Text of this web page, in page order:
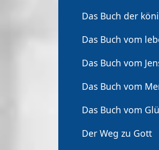
Das Buch der
Das Buch vom
Das Buch vom
Das Buch vom
Das Buch vom
Der Weg zu Gott